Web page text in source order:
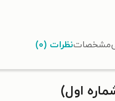
مشخصاتنظرات (۰)
اول)